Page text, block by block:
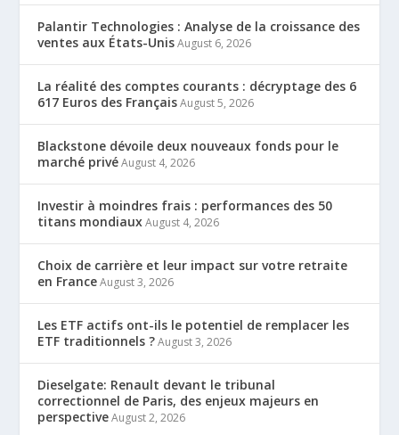
Palantir Technologies : Analyse de la croissance des
ventes aux États-Unis August 6, 2026
La réalité des comptes courants : décryptage des 6
617 Euros des Français August 5, 2026
Blackstone dévoile deux nouveaux fonds pour le
marché privé August 4, 2026
Investir à moindres frais : performances des 50
titans mondiaux August 4, 2026
Choix de carrière et leur impact sur votre retraite
en France August 3, 2026
Les ETF actifs ont-ils le potentiel de remplacer les
ETF traditionnels ? August 3, 2026
Dieselgate: Renault devant le tribunal
correctionnel de Paris, des enjeux majeurs en
perspective August 2, 2026